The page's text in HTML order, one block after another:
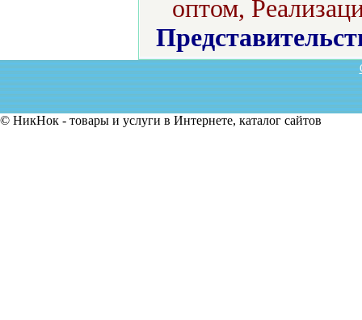
оптом,
© НикНок - товары и услуги в Интернете, каталог сайтов